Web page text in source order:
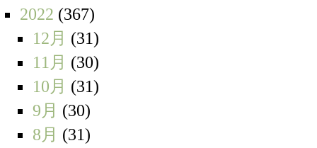
2022 (367)
12月 (31)
11月 (30)
10月 (31)
9月 (30)
8月 (31)